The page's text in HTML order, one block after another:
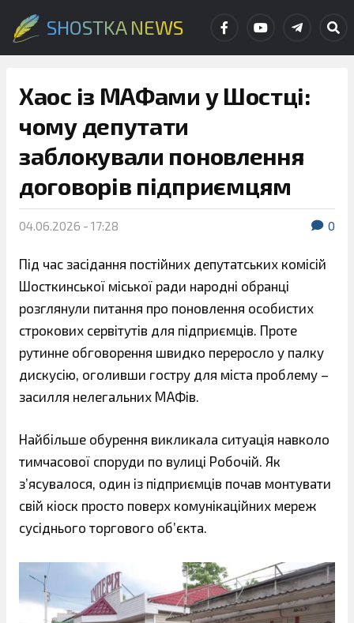
SHOSTKA NEWS
Хаос із МАФами у Шостці:
чому депутати
заблокували поновлення
договорів підприємцям
04.06.2026 - 17:28 0
Під час засідання постійних депутатських комісій
Шосткинської міської ради народні обранці
розглянули питання про поновлення особистих
строкових сервітутів для підприємців. Проте
рутинне обговорення швидко переросло у палку
дискусію, оголивши гостру для міста проблему –
засилля нелегальних МАФів.
Найбільше обурення викликала ситуація навколо
тимчасової споруди по вулиці Робочій. Як
з’ясувалося, один із підприємців почав монтувати
свій кіоск просто поверх комунікаційних мереж
сусіднього торгового об’єкта.